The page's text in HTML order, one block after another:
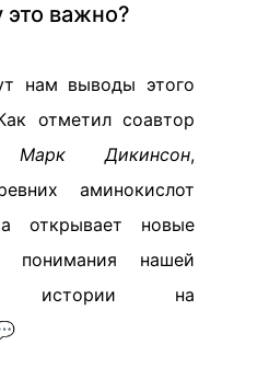
важно?
нам выводы этого
отметил соавтор
Марк Дикинсон,
аминокислот
открывает новые
понимания нашей
истории на